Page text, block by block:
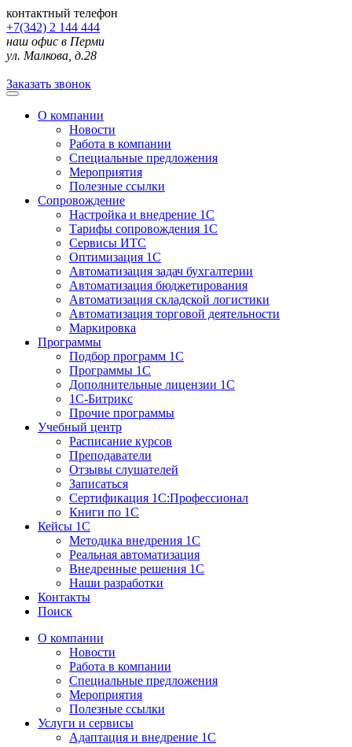
контактный телефон
+7(342) 2 144 444
наш офис в Перми
ул. Малкова, д.28
Заказать звонок
О компании
Новости
Работа в компании
Специальные предложения
Мероприятия
Полезные ссылки
Сопровождение
Настройка и внедрение 1С
Тарифы сопровождения 1С
Сервисы ИТС
Оптимизация 1С
Автоматизация задач бухгалтерии
Автоматизация бюджетирования
Автоматизация складской логистики
Автоматизация торговой деятельности
Маркировка
Программы
Подбор программ 1С
Программы 1С
Дополнительные лицензии 1С
1С-Битрикс
Прочие программы
Учебный центр
Расписание курсов
Преподаватели
Отзывы слушателей
Записаться
Сертификация 1С:Профессионал
Книги по 1С
Кейсы 1С
Методика внедрения 1С
Реальная автоматизация
Внедренные решения 1С
Наши разработки
Контакты
Поиск
О компании
Новости
Работа в компании
Специальные предложения
Мероприятия
Полезные ссылки
Услуги и сервисы
Адаптация и внедрение 1С